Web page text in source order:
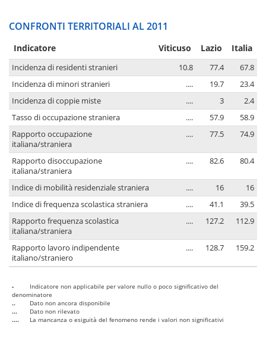
CONFRONTI TERRITORIALI AL 2011
Indicatore Viticuso Lazio Italia
Incidenza di residenti stranieri 10.8 77.4
67.8
Incidenza di minori stranieri
.... 19.7
23.4
Incidenza di coppie miste
.... 3
2.4
Tasso di occupazione straniera
.... 57.9
58.9
Rapporto occupazione
italiana/straniera
.... 77.5 74.9
Rapporto disoccupazione
italiana/straniera
.... 82.6 80.4
Indice di mobilità residenziale straniera .... 16
16
Indice di frequenza scolastica straniera
.... 41.1
39.5
Rapporto frequenza scolastica
italiana/straniera
.... 127.2 112.9
Rapporto lavoro indipendente
italiano/straniero
.... 128.7 159.2
-
Indicatore non applicabile per valore nullo o poco significativo del
denominatore
..
Dato non ancora disponibile
...
Dato non rilevato
....
La mancanza o esiguità del fenomeno rende i valori non significativi